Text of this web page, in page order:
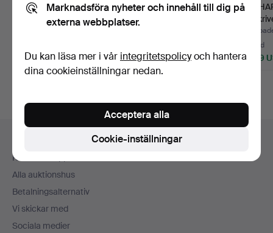
BERTHOLD MÜLLER-
OERLINGHAUSEN.
253 USD
WILHELM BINDER.
Handspegel,
93 USD
bro…
12 bud
1 099
Sidfotsnavigation
Kontakta support
Alla auktionshus
Betalningsalternativ
Vi skickar med
Sociala medier
Marknadsföra nyheter och innehåll till dig på
externa webbplatser.
Du kan läsa mer i vår integritetspolicyoch hantera
dina cookieinställningar nedan.
Cookie-inställningar
Acceptera alla